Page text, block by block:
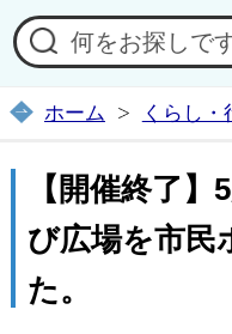
ホーム くらし・
【開催終了
び広場を市民
た。